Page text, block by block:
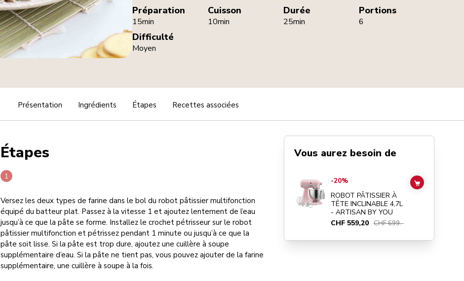
Préparation
15min
Cuisson
10min
Durée
25min
Portions
6
Difficulté
Moyen
Présentation Ingrédients Étapes Recettes associées
Étapes
Versez les deux types de farine dans le bol du robot pâtissier multifonction
équipé du batteur plat. Passez à la vitesse 1 et ajoutez lentement de l’eau
jusqu’à ce que la pâte se forme. Installez le crochet pétrisseur sur le robot
pâtissier multifonction et pétrissez pendant 1 minute ou jusqu’à ce que la
pâte soit lisse. Si la pâte est trop dure, ajoutez une cuillère à soupe
supplémentaire d’eau. Si la pâte ne tient pas, vous pouvez ajouter de la farine
supplémentaire, une cuillère à soupe à la fois.
Vous aurez besoin de
Go toROBOT PÂTISSIER À TÊTE INCLINABLE 4,7L -
-20%
ROBOT PÂTISSIER À
TÊTE INCLINABLE 4,7L
- ARTISAN BY YOU
CHF 559,20 CHF 699.-
ADD TO CART